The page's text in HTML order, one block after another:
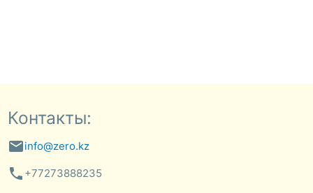
Контакты:
emailinfo@zero.kz
phone +77273888235